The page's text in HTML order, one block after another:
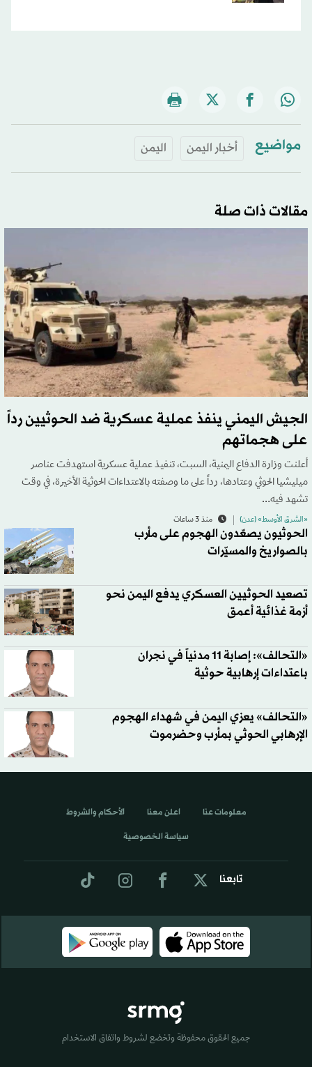
مواضيع أخبار اليمن اليمن
مقالات ذات صلة
الجيش اليمني ينفذ عملية عسكرية ضد الحوثيين رداً
على هجماتهم
أعلنت وزارة الدفاع اليمنية، السبت، تنفيذ عملية عسكرية استهدفت عناصر
ميليشيا الحوثي وعتادها، رداً على ما وصفته بالاعتداءات الحوثية الأخيرة، في وقت
تشهد فيه…
«الشرق الأوسط» (عدن) منذ 3 ساعات
الحوثيون يصعّدون الهجوم على مأرب
بالصواريخ والمسيّرات
تصعيد الحوثيين العسكري يدفع اليمن نحو
أزمة غذائية أعمق
«التحالف»: إصابة 11 مدنياً في نجران
باعتداءات إرهابية حوثية
«التحالف» يعزي اليمن في شهداء الهجوم
الإرهابي الحوثي بمأرب وحضرموت
تابعنا
معلومات عنا اعلن معنا الأحكام والشروط
سياسة الخصوصية
جميع الحقوق محفوظة وتخضع لشروط واتفاق الاستخدام